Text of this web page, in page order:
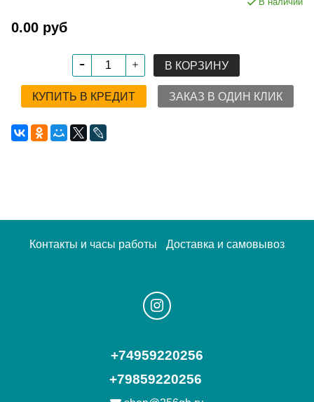
0.00 руб
В КОРЗИНУ
КУПИТЬ В КРЕДИТ ЗАКАЗ В ОДИН КЛИК
Контакты и часы работы Доставка и самовывоз
+74959220256
+79859220256